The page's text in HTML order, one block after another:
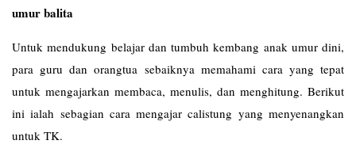
umur balita
Untuk mendukung belajar dan tumbuh kembang anak umur dini,
para guru dan orangtua sebaiknya memahami cara yang tepat
untuk mengajarkan membaca, menulis, dan menghitung. Berikut
ini ialah sebagian cara mengajar calistung yang menyenangkan
untuk TK.